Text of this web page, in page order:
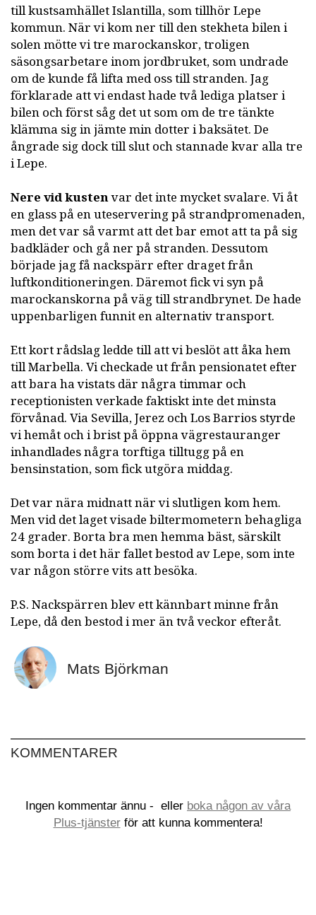
till kustsamhället Islantilla, som tillhör Lepe
kommun. När vi kom ner till den stekheta bilen i
solen mötte vi tre marockanskor, troligen
säsongsarbetare inom jordbruket, som undrade
om de kunde få lifta med oss till stranden. Jag
förklarade att vi endast hade två lediga platser i
bilen och först såg det ut som om de tre tänkte
klämma sig in jämte min dotter i baksätet. De
ångrade sig dock till slut och stannade kvar alla tre
i Lepe.
Nere vid kustenvar det inte mycket svalare. Vi åt
en glass på en uteservering på strandpromenaden,
men det var så varmt att det bar emot att ta på sig
badkläder och gå ner på stranden. Dessutom
började jag få nackspärr efter draget från
luftkonditioneringen. Däremot fick vi syn på
marockanskorna på väg till strandbrynet. De hade
uppenbarligen funnit en alternativ transport.
Ett kort rådslag ledde till att vi beslöt att åka hem
till Marbella. Vi checkade ut från pensionatet efter
att bara ha vistats där några timmar och
receptionisten verkade faktiskt inte det minsta
förvånad. Via Sevilla, Jerez och Los Barrios styrde
vi hemåt och i brist på öppna vägrestauranger
inhandlades några torftiga tilltugg på en
bensinstation, som fick utgöra middag.
Det var nära midnatt när vi slutligen kom hem.
Men vid det laget visade biltermometern behagliga
24 grader. Borta bra men hemma bäst, särskilt
som borta i det här fallet bestod av Lepe, som inte
var någon större vits att besöka.
P.S. Nackspärren blev ett kännbart minne från
Lepe, då den bestod i mer än två veckor efteråt.
Mats Björkman
KOMMENTARER
Ingen kommentar ännu - eller boka någon av våra
Plus-tjänsterför att kunna kommentera!